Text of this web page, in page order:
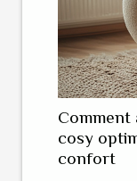
Comment
cosy
confort